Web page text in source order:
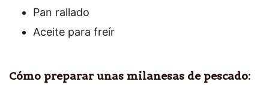
Pan rallado
Aceite para freír
Cómo preparar unas milanesas de pescado: